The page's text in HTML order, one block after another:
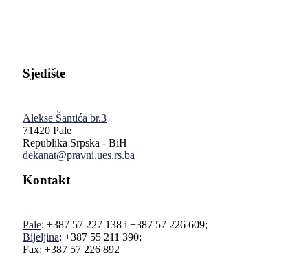
Sjedište
Alekse Šantića br.3
71420 Pale
Republika Srpska - BiH
dekanat@pravni.ues.rs.ba
Kontakt
Pale: +387 57 227 138 i +387 57 226 609;
Bijeljina: +387 55 211 390;
Fax: +387 57 226 892